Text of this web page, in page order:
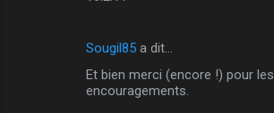
Sougil85 a dit…
Et bien merci (encore !) pour les
encouragements.